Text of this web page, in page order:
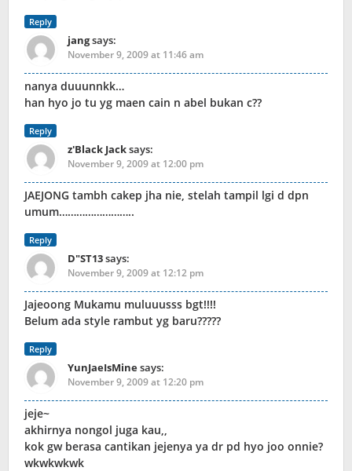
Reply
jangsays:
November 9, 2009 at 11:46 am
nanya duuunnkk…
han hyo jo tu yg maen cain n abel bukan c??
Reply
z'Black Jacksays:
November 9, 2009 at 12:00 pm
JAEJONG tambh cakep jha nie, stelah tampil lgi d dpn
umum……………………..
Reply
D"ST13says:
November 9, 2009 at 12:12 pm
Jajeoong Mukamu muluuusss bgt!!!!
Belum ada style rambut yg baru?????
Reply
YunJaeIsMinesays:
November 9, 2009 at 12:20 pm
jeje~
akhirnya nongol juga kau,,
kok gw berasa cantikan jejenya ya dr pd hyo joo onnie?
wkwkwkwk